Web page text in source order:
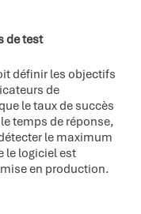
de test
définir les objectifs
de
le taux de succès
temps de réponse,
le maximum
le logiciel est
en production.